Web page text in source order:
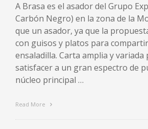
A Brasa es el asador del Grupo
Carbón Negro) en la zona de la
que un asador, ya que la
con guisos y platos para
ensaladilla. Carta amplia y
satisfacer a un gran espectro de
núcleo principal …
Read More